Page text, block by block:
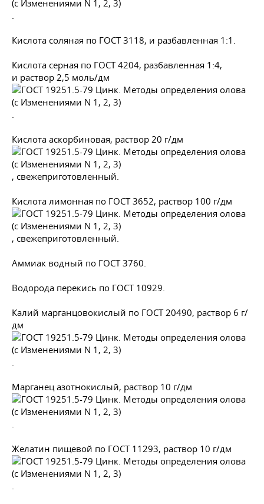
.
Кислота соляная по ГОСТ 3118, и разбавленная 1:1.
Кислота серная по ГОСТ 4204, разбавленная 1:4,
и раствор 2,5 моль/дм
.
Кислота аскорбиновая, раствор 20 г/дм
, свежеприготовленный.
Кислота лимонная по ГОСТ 3652, раствор 100 г/дм
, свежеприготовленный.
Аммиак водный по ГОСТ 3760.
Водорода перекись по ГОСТ 10929.
Калий марганцовокислый по ГОСТ 20490, раствор 6 г/
дм
.
Марганец азотнокислый, раствор 10 г/дм
.
Желатин пищевой по ГОСТ 11293, раствор 10 г/дм
.